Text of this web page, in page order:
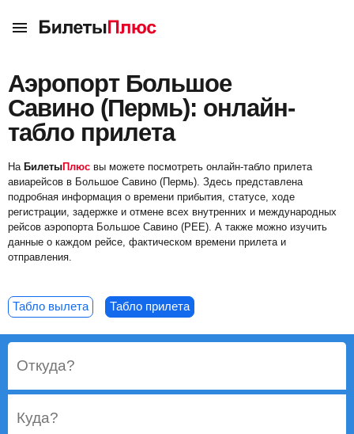
Аэропорт Большое
Савино (Пермь): онлайн-
табло прилета
На БилетыПлюс вы можете посмотреть онлайн-табло прилета
авиарейсов в Большое Савино (Пермь). Здесь представлена
подробная информация о времени прибытия, статусе, ходе
регистрации, задержке и отмене всех внутренних и международных
рейсов аэропорта Большое Савино (PEE). А также можно изучить
данные о каждом рейсе, фактическом времени прилета и
отправления.
Табло вылета Табло прилета
Откуда?
Куда?